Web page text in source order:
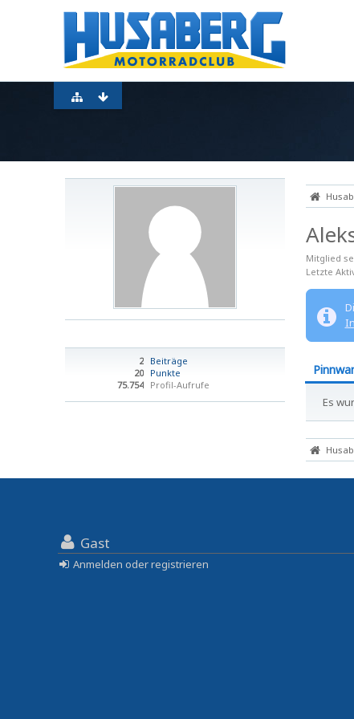
Beiträge
2
Punkte
20
Profil-Aufrufe
75.754
Mitglied
Letzte
Es
Gast
Anmelden oder registrieren